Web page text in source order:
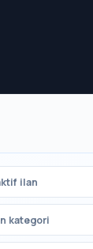
ilan
kategori